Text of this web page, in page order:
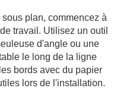
plan, commencez à
travail. Utilisez un outil
d'angle ou une
le long de la ligne
bords avec du papier
lors de l'installation.